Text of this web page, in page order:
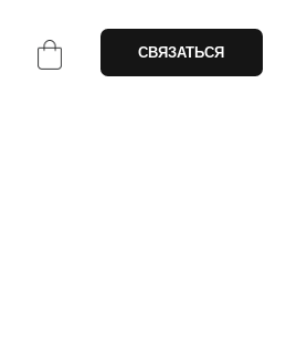
СВЯЗАТЬСЯ